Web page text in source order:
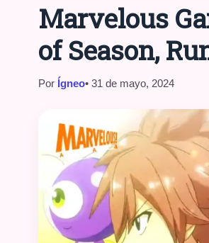
Marvelous
of Season,
Por Ígneo• 31 de mayo, 2024